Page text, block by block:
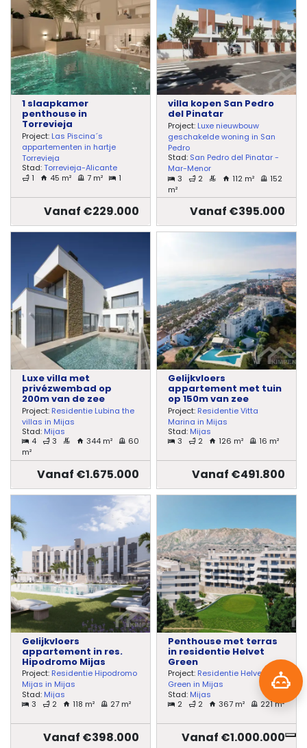
1 slaapkamer
penthouse in
Torrevieja
Project: Las Piscina´s
appartementen in hartje
Torrevieja
Stad:Torrevieja-Alicante
1
45 m² 7 m² 1
Vanaf €229.000
villa kopen San Pedro
del Pinatar
Project: Luxe nieuwbouw
geschakelde woning in San
Pedro
Stad: San Pedro del Pinatar -
Mar-Menor
3
2 112 m²
152
m²
Vanaf €395.000
Luxe villa met
privézwembad op
200m van de zee
Project: Residentie Lubina the
villas in Mijas
Stad: Mijas
4
3 344 m²
60
m²
Vanaf €1.675.000
Gelijkvloers
appartement met tuin
op 150m van zee
Project: Residentie Vitta
Marina in Mijas
Stad: Mijas
3
2 126 m² 16 m²
Vanaf €491.800
Gelijkvloers
appartement in res.
Hipodromo Mijas
Project: Residentie Hipodromo
Mijas in Mijas
Stad: Mijas
3
2 118 m² 27 m²
Vanaf €398.000
Penthouse met terras
in residentie Helvet
Green
Project: Residentie Helvet
Green in Mijas
Stad: Mijas
2
2 367 m² 221 m²
Vanaf €1.000.000